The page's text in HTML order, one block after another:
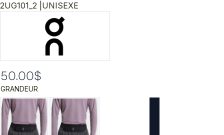
2UG101_2 | UNISEXE
50.00$
GRANDEUR